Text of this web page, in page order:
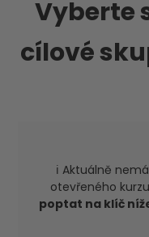
Vyberte
cílové
ℹ️ Aktuálně
otevřeného
poptat na klíč